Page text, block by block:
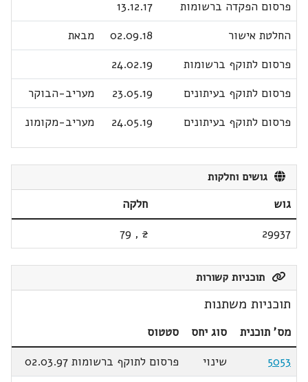
פרסום הפקדה ברשומות
13.12.17
החלטת אישור
02.09.18
מבאת
פרסום לתוקף ברשומות
24.02.19
פרסום לתוקף בעיתונים
23.05.19
מעריב-הבוקר
פרסום לתוקף בעיתונים
24.05.19 מעריב-מקומונ
גושים וחלקות
גוש
חלקה
29937
2
,
79
תוכניות קשורות
תוכניות משתנות
מס' תוכנית סוג יחס
סטטוס
5053
שינוי
פרסום לתוקף ברשומות 02.03.97